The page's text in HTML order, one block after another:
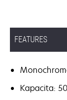
FEATURES
Kapacita: